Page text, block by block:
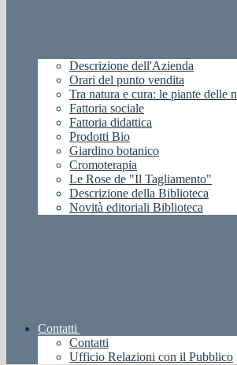
Descrizione dell'Azienda
Orari del punto vendita
Tra natura e cura: le piante delle
Fattoria sociale
Fattoria didattica
Prodotti Bio
Giardino botanico
Cromoterapia
Le Rose de "Il Tagliamento"
Descrizione della Biblioteca
Novità editoriali Biblioteca
Contatti
Contatti
Ufficio Relazioni con il Pubblico